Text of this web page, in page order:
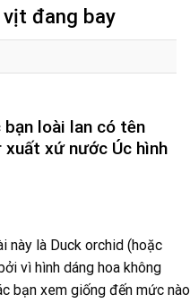
vịt đang bay
loài lan có tên
xuất xứ nước Úc hình
này là Duck orchid (hoặc
vì hình dáng hoa không
bạn xem giống đến mức nào